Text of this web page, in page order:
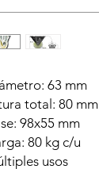
63 mm
total: 80 mm
98x55 mm
80 kg c/u
usos